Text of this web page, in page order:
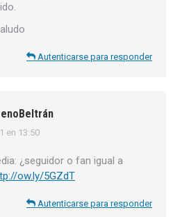
Autenticarse para responder
en 13:50
¿seguidor o fan igual a
ow.ly/5GZdT
Autenticarse para responder